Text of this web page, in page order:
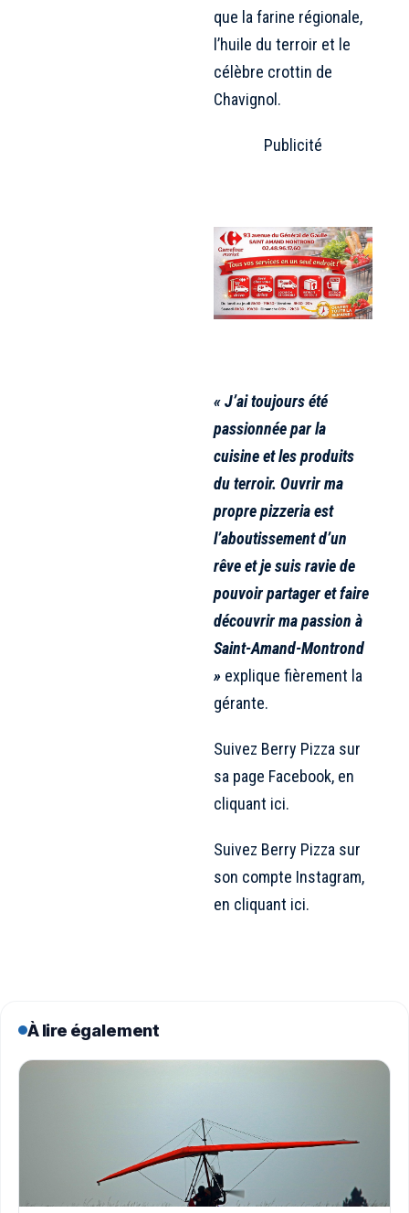
que la farine régionale,
l’huile du terroir et le
célèbre crottin de
Chavignol.
Publicité
« J’ai toujours été
passionnée par la
cuisine et les produits
du terroir. Ouvrir ma
propre pizzeria est
l’aboutissement d’un
rêve et je suis ravie de
pouvoir partager et faire
découvrir ma passion à
Saint-Amand-Montrond
» explique fièrement la
gérante.
Suivez Berry Pizza sur
sa page Facebook, en
cliquant ici.
Suivez Berry Pizza sur
son compte Instagram,
en cliquant ici.
À lire également